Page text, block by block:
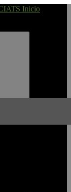
Inicio